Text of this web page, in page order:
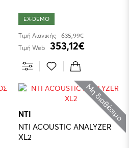
EX-DEMO
Τιμή Λιανικής
635,99€
Τιμή Web
353,12€
Μη διαθέσιμο
NTI
NTI ACOUSTIC ANALYZER
XL2